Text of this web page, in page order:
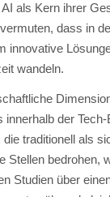
als Kern ihrer
dass in
innovative
wandeln.
innerhalb der
die traditionell als
Stellen bedrohen,
Studien über